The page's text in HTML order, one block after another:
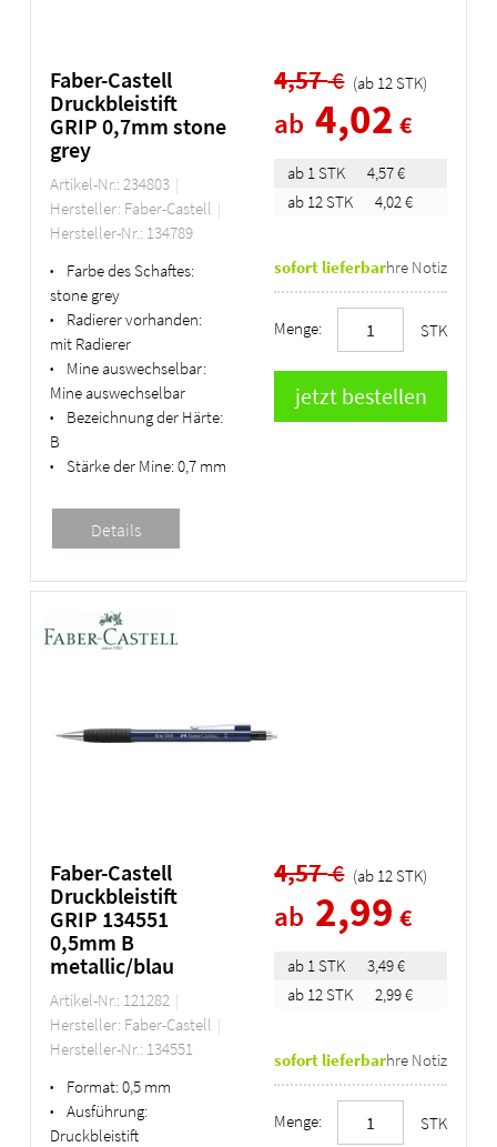
Faber-Castell
Druckbleistift
GRIP 0,7mm stone
grey
Artikel-Nr.: 234803
Hersteller: Faber-Castell
Hersteller-Nr.: 134789
•
Farbe des Schaftes:
stone grey
•
Radierer vorhanden:
mit Radierer
•
Mine auswechselbar:
Mine auswechselbar
•
Bezeichnung der Härte:
B
• Stärke der Mine:0,7 mm
4,57€ (ab 12 STK)
ab 4,02 €
ab 1 STK
4,57 €
ab 12 STK
4,02 €
sofort lieferbarIhre Notiz
Menge: STK
Faber-Castell
Druckbleistift
GRIP 134551
0,5mm B
metallic/blau
Artikel-Nr.: 121282
Hersteller: Faber-Castell
Hersteller-Nr.: 134551
• Format:0,5 mm
•
Ausführung:
Druckbleistift
4,57€ (ab 12 STK)
ab 2,99 €
ab 1 STK
3,49 €
ab 12 STK
2,99 €
sofort lieferbarIhre Notiz
Menge: STK